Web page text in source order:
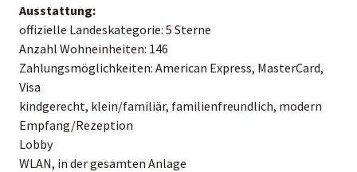
Ausstattung:
offizielle Landeskategorie: 5 Sterne
Anzahl Wohneinheiten: 146
Zahlungsmöglichkeiten: American Express, MasterCard,
Visa
kindgerecht, klein/familiär, familienfreundlich, modern
Empfang/Rezeption
Lobby
WLAN, in der gesamten Anlage